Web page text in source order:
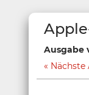
Ausgabe
Nächste